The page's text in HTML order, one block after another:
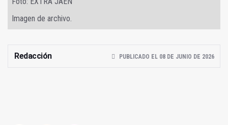
Imagen de archivo.
Redacción PUBLICADO EL 08 DE JUNIO DE 2026